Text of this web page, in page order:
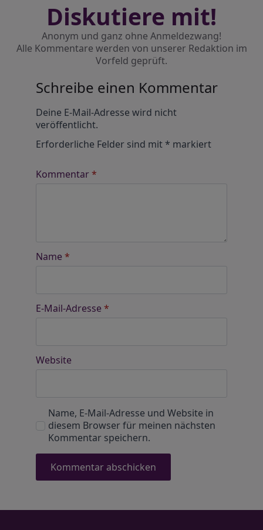
Diskutiere mit!
Anonym und ganz ohne Anmeldezwang!
Alle Kommentare werden von unserer Redaktion im
Vorfeld geprüft.
Schreibe einen Kommentar
Deine E-Mail-Adresse wird nicht
veröffentlicht.
Erforderliche Felder sind mit* markiert
Kommentar*
Name *
E-Mail-Adresse *
Website
Name, E-Mail-Adresse und Website in
diesem Browser für meinen nächsten
Kommentar speichern.